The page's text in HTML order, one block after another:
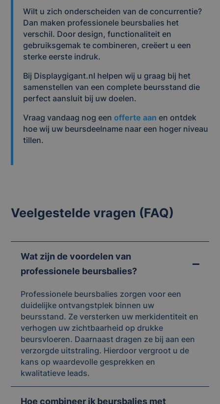
Wilt u zich onderscheiden van de concurrentie?
Dan maken professionele beursbalies het
verschil. Door design, functionaliteit en
gebruiksgemak te combineren, creëert u een
sterke eerste indruk.
Bij Displaygigant.nl helpen wij u graag bij het
samenstellen van een complete beursstand die
perfect aansluit bij uw doelen.
Vraag vandaag nog eenofferte aan en ontdek
hoe wij uw beursdeelname naar een hoger niveau
tillen.
Veelgestelde vragen (FAQ)
Wat zijn de voordelen van
professionele beursbalies?
Professionele beursbalies zorgen voor een
duidelijke ontvangstplek binnen uw
beursstand. Ze versterken uw merkidentiteit en
verhogen uw zichtbaarheid op drukke
beursvloeren. Daarnaast dragen ze bij aan een
verzorgde uitstraling. Hierdoor vergroot u de
kans op waardevolle gesprekken en
kwalitatieve leads.
Hoe combineer ik beursbalies met